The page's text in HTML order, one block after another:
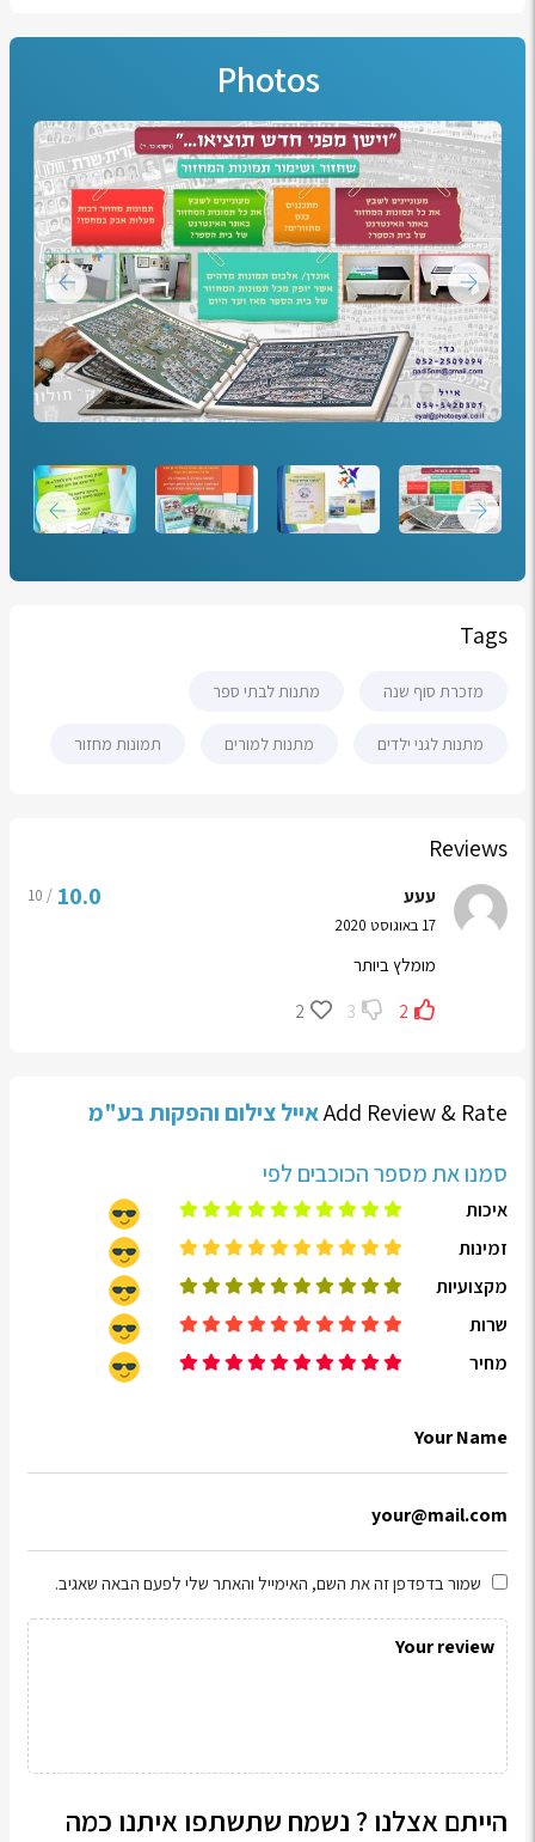
Photos
Tags
מזכרת סוף שנה מתנות לבתי ספר
מתנות לגני ילדים מתנות למורים תמונות מחזור
Reviews
עעע
17 באוגוסט 2020
10.0
/ 10
מומלץ ביותר
Add Review & Rateאייל צילום והפקות בע"מ
איכות
זמינות
מקצועיות
שרות
מחיר
שמור בדפדפן זה את השם, האימייל והאתר שלי לפעם הבאה שאגיב.
הייתם אצלנו ? נשמח שתשתפו איתנו כמה